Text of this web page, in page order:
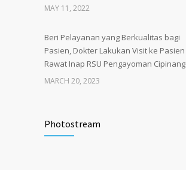
MAY 11, 2022
Beri Pelayanan yang Berkualitas bagi
Pasien, Dokter Lakukan Visit ke Pasien
Rawat Inap RSU Pengayoman Cipinang
MARCH 20, 2023
RSU Pengayoman
Photostream